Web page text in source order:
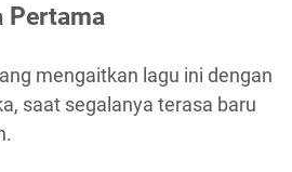
Pertama
mengaitkan lagu ini dengan
saat segalanya terasa baru